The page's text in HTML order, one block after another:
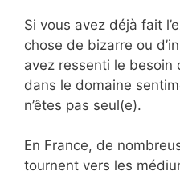
Si vous avez déjà fait
chose de bizarre ou
avez ressenti le besoin
dans le domaine
n’êtes pas seul(e).
En France, de
tournent vers les